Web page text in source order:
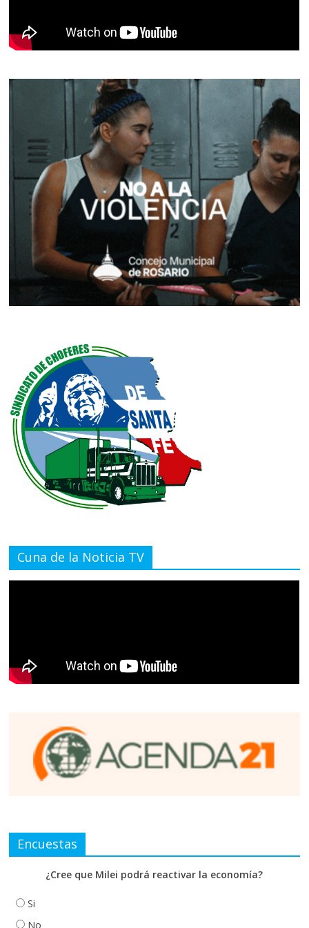
Cuna de la Noticia TV
Encuestas
¿Cree que Milei podrá reactivar la economía?
Si
No